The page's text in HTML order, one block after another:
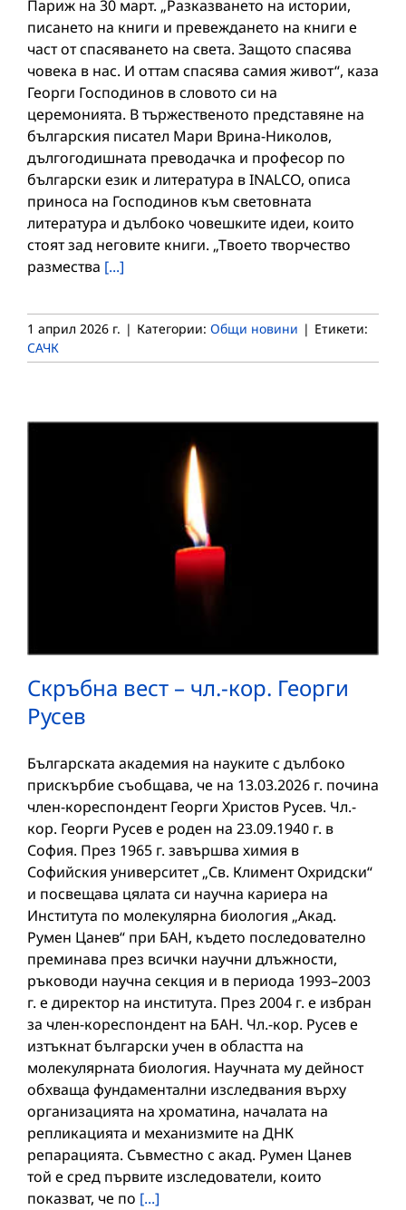
Париж на 30 март. „Разказването на истории,
писането на книги и превеждането на книги е
част от спасяването на света. Защото спасява
човека в нас. И оттам спасява самия живот“, каза
Георги Господинов в словото си на
церемонията. В тържественото представяне на
българския писател Мари Врина-Николов,
дългогодишната преводачка и професор по
български език и литература в INALCO, описа
приноса на Господинов към световната
литература и дълбоко човешките идеи, които
стоят зад неговите книги. „Твоето творчество
размества [...]
1 април 2026 г. | Категории: Общи новини | Етикети:
САЧК
Скръбна вест – чл.-кор. Георги
Русев
Българската академия на науките с дълбоко
прискърбие съобщава, че на 13.03.2026 г. почина
член-кореспондент Георги Христов Русев. Чл.-
кор. Георги Русев е роден на 23.09.1940 г. в
София. През 1965 г. завършва химия в
Софийския университет „Св. Климент Охридски“
и посвещава цялата си научна кариера на
Института по молекулярна биология „Акад.
Румен Цанев“ при БАН, където последователно
преминава през всички научни длъжности,
ръководи научна секция и в периода 1993–2003
г. е директор на института. През 2004 г. е избран
за член-кореспондент на БАН. Чл.-кор. Русев е
изтъкнат български учен в областта на
молекулярната биология. Научната му дейност
обхваща фундаментални изследвания върху
организацията на хроматина, началата на
репликацията и механизмите на ДНК
репарацията. Съвместно с акад. Румен Цанев
той е сред първите изследователи, които
показват, че по [...]